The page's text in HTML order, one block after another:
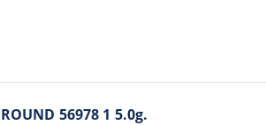
56978 1 5.0g.